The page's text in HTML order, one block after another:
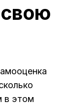
в этом